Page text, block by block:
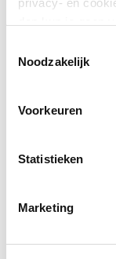
Noodzakelijk
Voorkeuren
Statistieken
Marketing
De tweede
uit enkele
die vroeg
ouder
incidenteel